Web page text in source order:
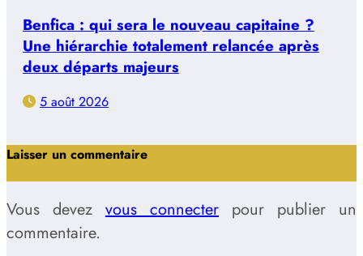
Benfica : qui sera le nouveau capitaine ?
Une hiérarchie totalement relancée après
deux départs majeurs
5 août 2026
Laisser un commentaire
Vous devez vous connecter pour publier un
commentaire.